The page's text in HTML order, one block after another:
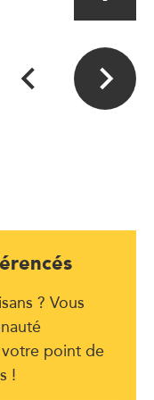
? Vous
votre point de
!